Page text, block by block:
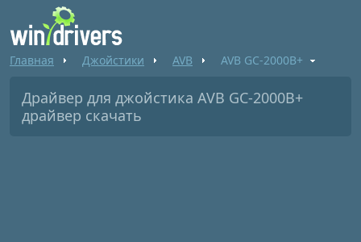
Главная Джойстики AVB AVB GC-2000B+
Драйвер для джойстика AVB GC-2000B+
драйвер скачать